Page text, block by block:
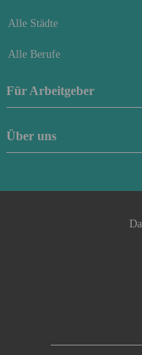
Alle Städte
Alle Berufe
Für Arbeitgeber
Stellenanzeige schalten
Beraterfinder
Über uns